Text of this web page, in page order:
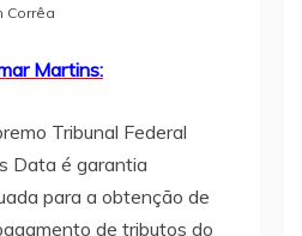
Corrêa
Martins:
Tribunal Federal
Data é garantia
para a obtenção de
de tributos do